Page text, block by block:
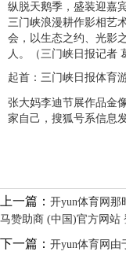
纵脱天鹅季，盛装迎嘉
三门峡浪漫耕作影相艺
会，以生态之约、光影
人。（三门峡日报记者
起首：三门峡日报体育
张大妈李迪节展作品金
家自己，搜狐号系信息
上一篇： 开yun体育网那
马赞助商 (中国)官方网站
下一篇： 开yun体育网由